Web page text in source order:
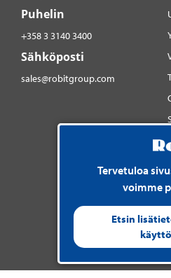
Tervetuloa
voimme
Etsin
Puhelin
+358 3 3140 3400
Sähköposti
sales@robitgroup.com